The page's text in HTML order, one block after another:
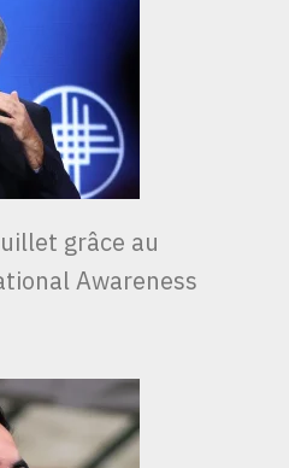
grâce au
Awareness